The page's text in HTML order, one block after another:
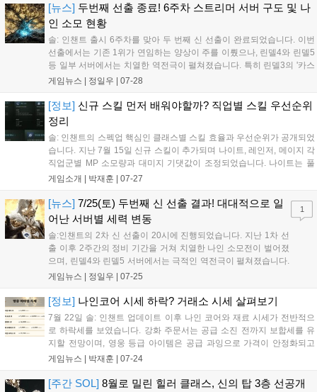
미니맵 확인 등 편의 기능을 개선하고 경험의 신전과 풍요의 신전 입장
횟수를 일 1회로 제한했다....
[뉴스] 두번째 선출 종료! 6주차 스트리머 서버 구도 및 나
인 소모 현황
솔: 인챈트 출시 6주차를 맞아 두 번째 신 선출이 완료되었습니다. 이번
선출에서는 기존 1위가 연임하는 양상이 주를 이뤘으나, 린델4와 린델5
등 일부 서버에서는 치열한 역전극이 펼쳐졌습니다. 특히 린델3의 '카스
왕no1'은 36억 나인을 소모하며 전 서버 1위의 압도적 기세를 보였습니
연합의 나인 소모 경쟁은 계속될 전망입니다....
게임뉴스 | 정일우 07-28
[정보] 신규 스킬 먼저 배워야할까? 직업별 스킬 우선순위
정리
솔: 인챈트의 스펙업 핵심인 클래스별 스킬 효율과 우선순위가 공개되었
습니다. 지난 7월 15일 신규 스킬이 추가되며 나이트, 레인저, 메이지 각
직업군별 MP 소모량과 대미지 기댓값이 조정되었습니다. 나이트는 풀
스매쉬, 레인저는 미스틱 볼트, 메이지는 쿨타임 그룹을 고려한 전략적
따라 스킬을 습득하여 효율적인 성장을 도모하시기 바랍니다....
게임소개 | 박재훈 07-27
[뉴스] 7/25(토) 두번째 신 선출 결과! 대대적으로 일
어난 서버별 세력 변동
솔:인챈트의 2차 신 선출이 20시에 진행되었습니다. 지난 1차 선
출 이후 2주간의 정비 기간을 거쳐 치열한 나인 소모전이 벌어졌
으며, 린델4와 린델5 서버에서는 극적인 역전극이 펼쳐졌습니다.
린델4의 '개나리'와 린델5의 '긴급상황'이 각각 신의 자리에 올랐
다 신규 신이 선출될 예정인 가운데, 주신과 절대신 선출 방식은
아직 공개되지 않아 세력 간의 나인 확보 경쟁은 더욱 치열해질
전망입니다....
게임뉴스 | 정일우 07-25
1
[정보] 나인코어 시세 하락? 거래소 시세 살펴보기
7월 22일 솔: 인챈트 업데이트 이후 나인 코어와 재료 시세가 전반적으
로 하락세를 보였습니다. 강화 주문서는 공급 소진 전까지 보합세를 유
지할 전망이며, 영웅 등급 아이템은 공급 과잉으로 가격이 안정화되고
있습니다. 한편, 다음 주 신의 탑 3층이 신규 사냥터로 개방될 예정으로,
동석이 등장했으나 당장 큰 수요는 없을 것으로 보입니다....
게임뉴스 | 박재훈 07-24
[주간 SOL] 8월로 밀린 힐러 클래스, 신의 탑 3층 선공개